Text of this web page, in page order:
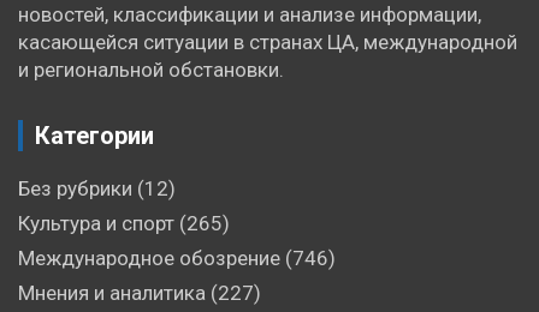
новостей, классификации и анализе информации,
касающейся ситуации в странах ЦА, международной
и региональной обстановки.
Категории
Без рубрики (12)
Культура и спорт (265)
Международное обозрение (746)
Мнения и аналитика (227)